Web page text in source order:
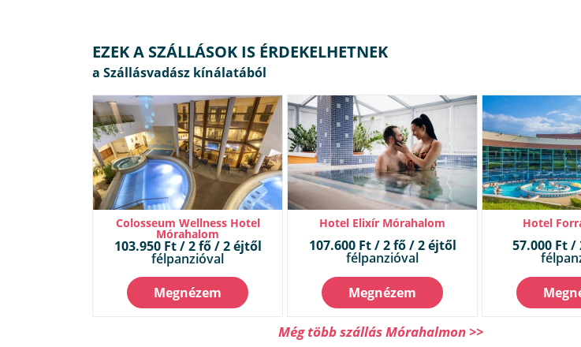
EZEK A SZÁLLÁSOK IS ÉRDEKELHETNEK
Colosseum Wellness Hotel
Mórahalom
103.950 Ft / 2 fő / 2 éjtől
félpanzióval
Megnézem
Hotel Elixír Mórahalom
107.600 Ft / 2 fő / 2 éjtől
félpanzióval
Megnézem
Hotel
57.000 Ft
Még több szállás Mórahalmon >>